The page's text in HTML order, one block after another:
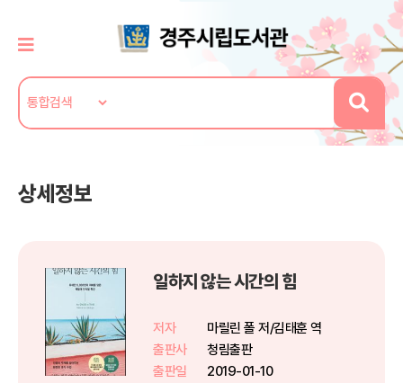
상세정보
일하지 않는 시간의 힘
저자
마릴린 폴 저/김태훈 역
출판사
청림출판
출판일
2019-01-10